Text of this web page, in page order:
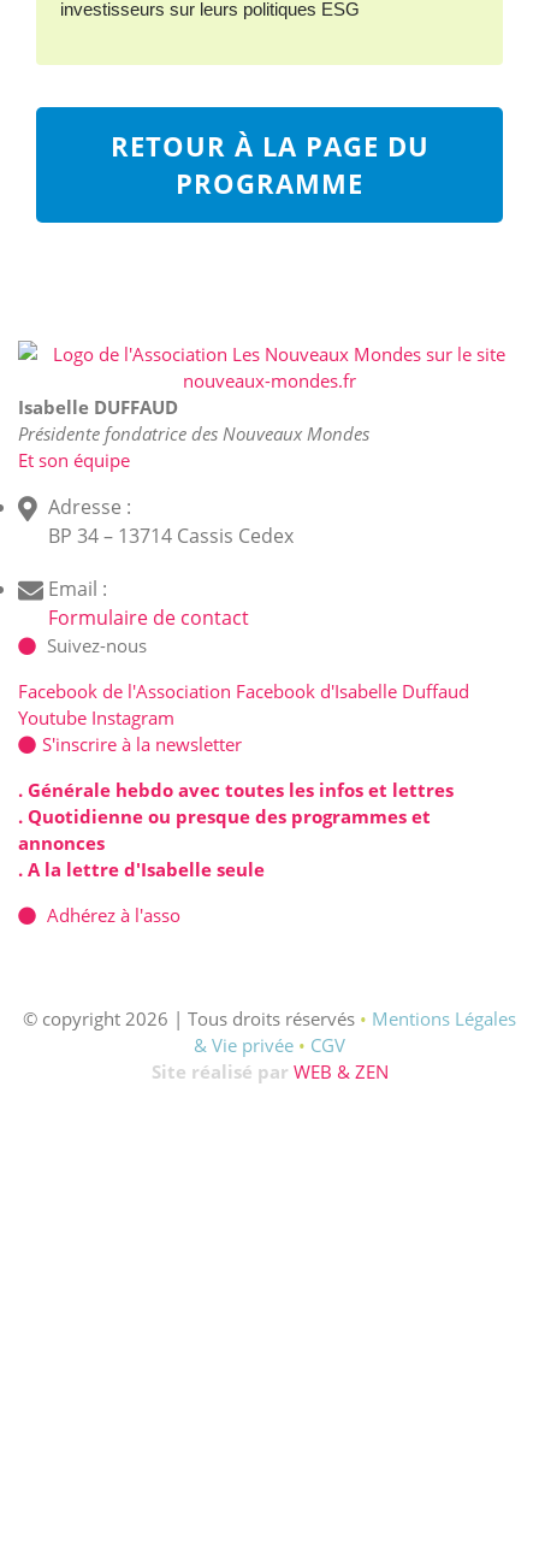
investisseurs sur leurs politiques ESG
RETOUR À LA PAGE DU
PROGRAMME
Isabelle DUFFAUD
Présidente fondatrice des Nouveaux Mondes
Et son équipe
Adresse :
BP 34 – 13714 Cassis Cedex
Email :
Formulaire de contact
Suivez-nous
Facebook de l'Association Facebook d'Isabelle Duffaud
Youtube Instagram
S'inscrire à la newsletter
. Générale hebdo avec toutes les infos et lettres
. Quotidienne ou presque des programmes et
annonces
. A la lettre d'Isabelle seule
Adhérez à l'asso
© copyright 2026 | Tous droits réservés • Mentions Légales
& Vie privée • CGV
Site réalisé par WEB & ZEN